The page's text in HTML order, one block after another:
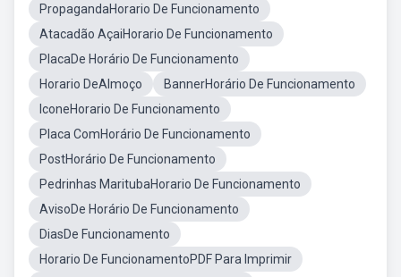
PropagandaHorario De Funcionamento
Atacadão AçaiHorario De Funcionamento
PlacaDe Horário De Funcionamento
Horario DeAlmoço
BannerHorário De Funcionamento
IconeHorario De Funcionamento
Placa ComHorário De Funcionamento
PostHorário De Funcionamento
Pedrinhas MaritubaHorario De Funcionamento
AvisoDe Horário De Funcionamento
DiasDe Funcionamento
Horario De FuncionamentoPDF Para Imprimir